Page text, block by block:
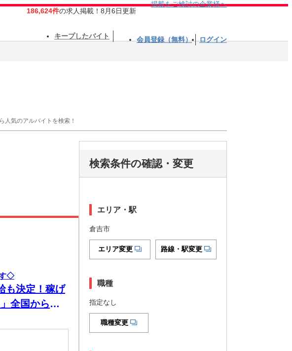
186,624件の求人掲載！8月6日更新
掲載をご検討の企業様へ
キープしたバイト 会員登録（無料） ログイン
人気のアルバイトを検索！
す◇
も決定！稼げ
全国からス
検索条件の確認・変更
エリア・駅
倉吉市
エリア変更 路線・駅変更
職種
指定なし
職種変更